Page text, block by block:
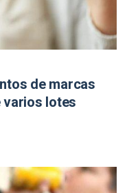
de marcas
lotes